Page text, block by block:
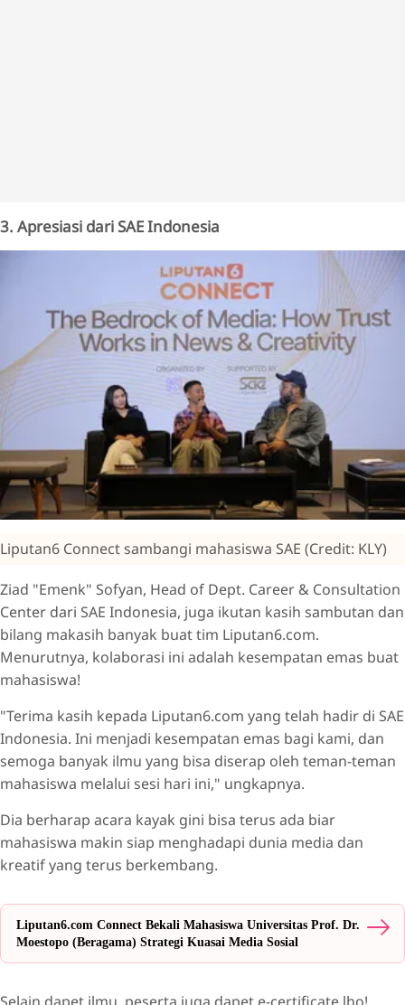
3. Apresiasi dari SAE Indonesia
Liputan6 Connect sambangi mahasiswa SAE (Credit: KLY)
Ziad "Emenk" Sofyan, Head of Dept. Career & Consultation
Center dari SAE Indonesia, juga ikutan kasih sambutan dan
bilang makasih banyak buat tim Liputan6.com.
Menurutnya, kolaborasi ini adalah kesempatan emas buat
mahasiswa!
"Terima kasih kepada Liputan6.com yang telah hadir di SAE
Indonesia. Ini menjadi kesempatan emas bagi kami, dan
semoga banyak ilmu yang bisa diserap oleh teman-teman
mahasiswa melalui sesi hari ini," ungkapnya.
Dia berharap acara kayak gini bisa terus ada biar
mahasiswa makin siap menghadapi dunia media dan
kreatif yang terus berkembang.
Liputan6.com Connect Bekali Mahasiswa Universitas Prof. Dr.
Moestopo (Beragama) Strategi Kuasai Media Sosial